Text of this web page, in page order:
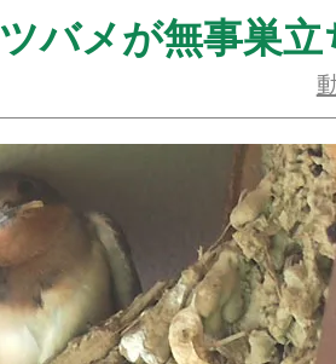
ツバメが無事巣立